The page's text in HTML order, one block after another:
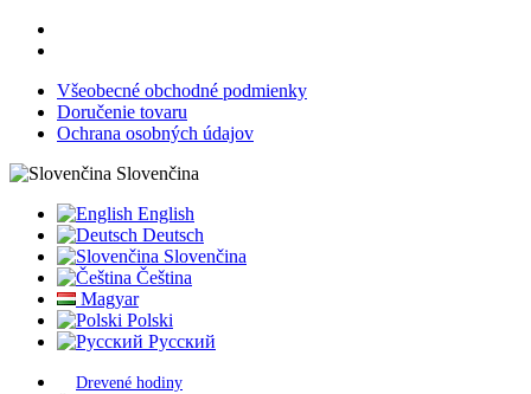
Všeobecné obchodné podmienky
Doručenie tovaru
Ochrana osobných údajov
Slovenčina
English
Deutsch
Slovenčina
Čeština
Magyar
Polski
Русский
Drevené hodiny